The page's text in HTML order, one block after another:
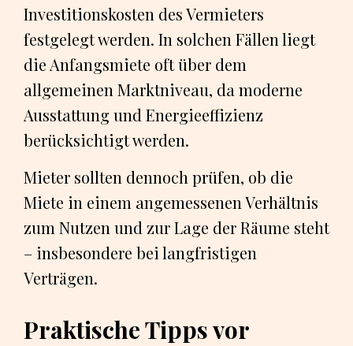
Investitionskosten des Vermieters
festgelegt werden. In solchen Fällen liegt
die Anfangsmiete oft über dem
allgemeinen Marktniveau, da moderne
Ausstattung und Energieeffizienz
berücksichtigt werden.
Mieter sollten dennoch prüfen, ob die
Miete in einem angemessenen Verhältnis
zum Nutzen und zur Lage der Räume steht
– insbesondere bei langfristigen
Verträgen.
Praktische Tipps vor